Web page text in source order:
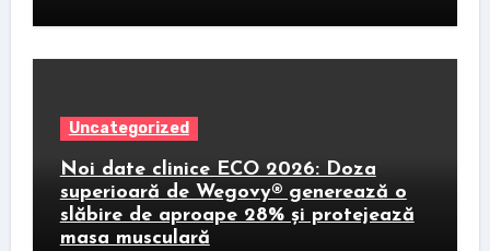
Uncategorized
Noi date clinice ECO 2026: Doza
superioară de Wegovy® generează o
slăbire de aproape 28% și protejează
masa musculară